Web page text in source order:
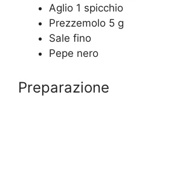
Aglio 1 spicchio
Prezzemolo 5 g
Sale fino
Pepe nero
Preparazione